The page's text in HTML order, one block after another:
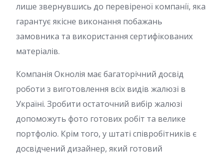
лише звернувшись до перевіреної компанії, яка
гарантує якісне виконання побажань
замовника та використання сертифікованих
матеріалів.
Компанія Окнолія має багаторічний досвід
роботи з виготовлення всіх видів жалюзі в
Україні. Зробити остаточний вибір жалюзі
допоможуть фото готових робіт та велике
портфоліо. Крім того, у штаті співробітників є
досвідчений дизайнер, який готовий